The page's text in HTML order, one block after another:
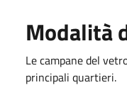
Modalità
Le campane del
principali quartieri.